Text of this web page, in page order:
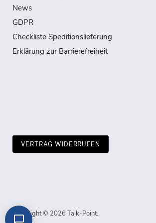
News
GDPR
Checkliste Speditionslieferung
Erklärung zur Barrierefreiheit
VERTRAG WIDERRUFEN
Copyright © 2026 Talk-Point.